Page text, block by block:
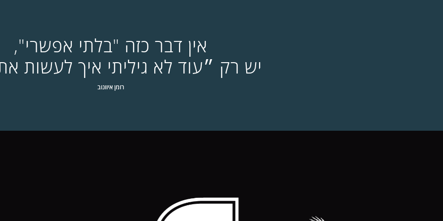
אין דבר כזה "בלתי אפשרי",
יש רק ״עוד לא גיליתי איך לעשות
רומן איוונוב